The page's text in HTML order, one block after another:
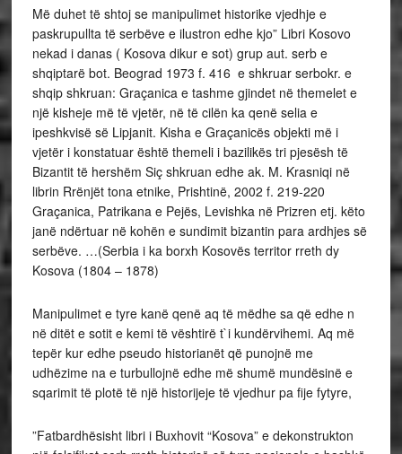
Më duhet të shtoj se manipulimet historike vjedhje e
paskrupullta të serbëve e ilustron edhe kjo” Libri Kosovo
nekad i danas ( Kosova dikur e sot) grup aut. serb e
shqiptarë bot. Beograd 1973 f. 416 e shkruar serbokr. e
shqip shkruan: Graçanica e tashme gjindet në themelet e
një kisheje më të vjetër, në të cilën ka qenë selia e
ipeshkvisë së Lipjanit. Kisha e Graçanicës objekti më i
vjetër i konstatuar është themeli i bazilikës tri pjesësh të
Bizantit të hershëm Siç shkruan edhe ak. M. Krasniqi në
librin Rrënjët tona etnike, Prishtinë, 2002 f. 219-220
Graçanica, Patrikana e Pejës, Levishka në Prizren etj. këto
janë ndërtuar në kohën e sundimit bizantin para ardhjes së
serbëve. …(Serbia i ka borxh Kosovës territor rreth dy
Kosova (1804 – 1878)
Manipulimet e tyre kanë qenë aq të mëdhe sa që edhe n
në ditët e sotit e kemi të vështirë t`i kundërvihemi. Aq më
tepër kur edhe pseudo historianët që punojnë me
udhëzime na e turbullojnë edhe më shumë mundësinë e
sqarimit të plotë të një historijeje të vjedhur pa fije fytyre,
”Fatbardhësisht libri i Buxhovit “Kosova” e dekonstrukton